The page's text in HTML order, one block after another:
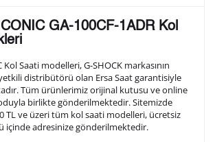
gravür tekniği ile formda belirtmiş
işlenecektir.
10/ 10
GA-100CF-1ADR Kol
Kol Saati modelleri, G-SHOCK markasının
distribütörü olan Ersa Saat garantisiyle
Tüm ürünlerimiz orijinal kutusu ve online
birlikte gönderilmektedir. Sitemizde
TL ve üzeri tüm kol saati modelleri, ücretsiz
içinde adresinize gönderilmektedir.